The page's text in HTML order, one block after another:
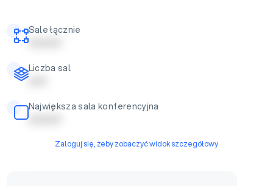
Sale łącznie
| | | | | | | | |
Liczba sal
| | | | |
Największa sala konferencyjna
| | | | | | | | |
Zaloguj się, żeby zobaczyć widok szczegółowy